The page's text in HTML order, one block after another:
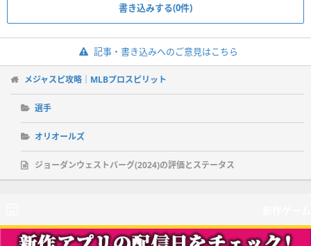
書き込みする(0件)
記事・書き込みへのご意見はこちら
メジャスピ攻略｜MLBプロスピリット
選手
オリオールズ
ジョーダンウェストバーグ(2024)の評価とステータス